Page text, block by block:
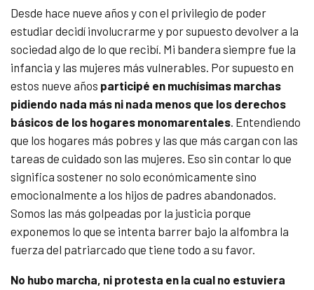
Desde hace nueve años y con el privilegio de poder
estudiar decidí involucrarme y por supuesto devolver a la
sociedad algo de lo que recibí. Mi bandera siempre fue la
infancia y las mujeres más vulnerables. Por supuesto en
estos nueve años participé en muchísimas marchas
pidiendo nada más ni nada menos que los derechos
básicos de los hogares monomarentales. Entendiendo
que los hogares más pobres y las que más cargan con las
tareas de cuidado son las mujeres. Eso sin contar lo que
significa sostener no solo económicamente sino
emocionalmente a los hijos de padres abandonados.
Somos las más golpeadas por la justicia porque
exponemos lo que se intenta barrer bajo la alfombra la
fuerza del patriarcado que tiene todo a su favor.
No hubo marcha, ni protesta en la cual no estuviera